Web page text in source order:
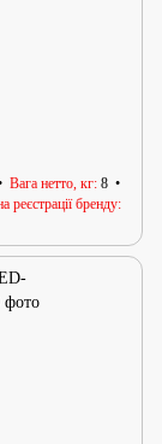
Вага нетто, кг 8
реєстрації бренду